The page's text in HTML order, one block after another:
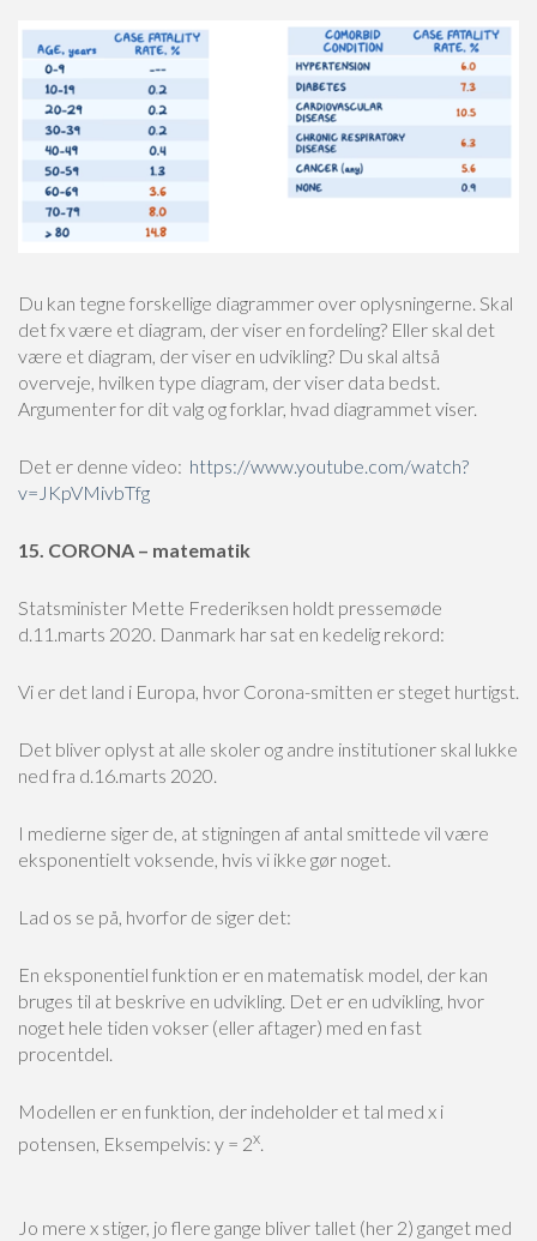
Du kan tegne forskellige diagrammer over oplysningerne. Skal
det fx være et diagram, der viser en fordeling? Eller skal det
være et diagram, der viser en udvikling? Du skal altså
overveje, hvilken type diagram, der viser data bedst.
Argumenter for dit valg og forklar, hvad diagrammet viser.
Det er denne video: https://www.youtube.com/watch?
v=JKpVMivbTfg
15. CORONA – matematik
Statsminister Mette Frederiksen holdt pressemøde
d.11.marts 2020. Danmark har sat en kedelig rekord:
Vi er det land i Europa, hvor Corona-smitten er steget hurtigst.
Det bliver oplyst at alle skoler og andre institutioner skal lukke
ned fra d.16.marts 2020.
I medierne siger de, at stigningen af antal smittede vil være
eksponentielt voksende, hvis vi ikke gør noget.
Lad os se på, hvorfor de siger det:
En eksponentiel funktion er en matematisk model, der kan
bruges til at beskrive en udvikling. Det er en udvikling, hvor
noget hele tiden vokser (eller aftager) med en fast
procentdel.
Modellen er en funktion, der indeholder et tal med x i
potensen, Eksempelvis: y = 2x.
Jo mere x stiger, jo flere gange bliver tallet (her 2) ganget med